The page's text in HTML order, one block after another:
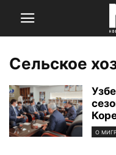
Сельское
О